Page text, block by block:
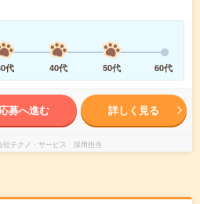
代 40代 50代 60代
応募へ進む 詳しく見る
社テクノ・サービス 採用担当